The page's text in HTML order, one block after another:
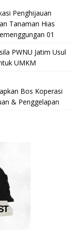
Penghijauan
Tanaman Hias
01
PWNU Jatim Usul
UMKM
Bos Koperasi
& Penggelapan